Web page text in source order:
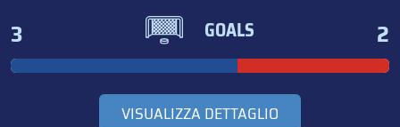
3 GOALS 2
VISUALIZZA DETTAGLIO